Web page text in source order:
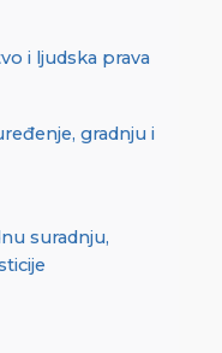
i ljudska prava
gradnju i
suradnju,